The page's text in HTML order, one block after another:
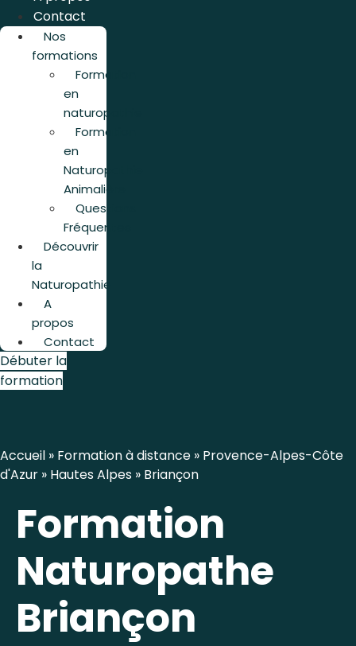
Contact
Nos
formations
Formation
en
naturopathie
Formation
en
Naturopathie
Animalière
Questions
Fréquentes
Découvrir
la
Naturopathie
A
propos
Contact
Débuter la
formation
Accueil » Formation à distance » Provence-Alpes-Côte
d'Azur » Hautes Alpes » Briançon
Formation
Naturopathe
Briançon